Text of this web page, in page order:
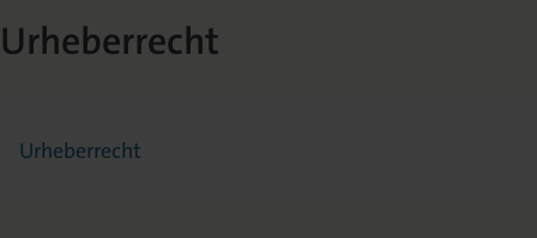
Urheberrecht
Urheberrecht